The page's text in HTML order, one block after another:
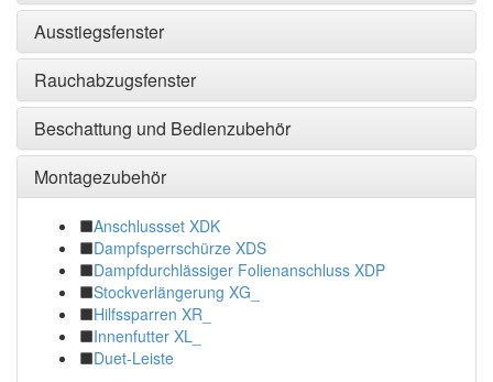
Ausstiegsfenster
Rauchabzugsfenster
Beschattung und Bedienzubehör
Montagezubehör
Anschlussset XDK
Dampfsperrschürze XDS
Dampfdurchlässiger Folienanschluss XDP
Stockverlängerung XG_
Hilfssparren XR_
Innenfutter XL_
Duet-Leiste